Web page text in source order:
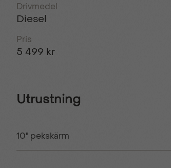
Drivmedel
Diesel
Pris
5 499 kr
Utrustning
10" pekskärm